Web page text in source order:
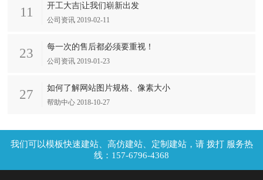
11 开工大吉|让我们崭新出发
公司资讯 2019-02-11
23 每一次的售后都必须要重视！
公司资讯 2019-01-23
27 如何了解网站图片规格、像素大小
帮助中心 2018-10-27
拨打 服务热
线：157-6796-4368